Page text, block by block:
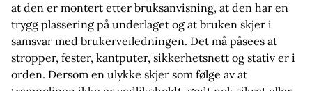
at den er montert etter bruksanvisning, at den har en
trygg plassering på underlaget og at bruken skjer i
samsvar med brukerveiledningen. Det må påsees at
stropper, fester, kantputer, sikkerhetsnett og stativ er i
orden. Dersom en ulykke skjer som følge av at